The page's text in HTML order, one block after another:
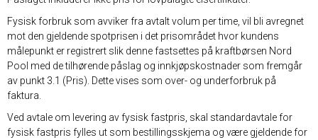
Fysisk forbruk som avviker fra avtalt volum per time, vil bli avregnet
mot den gjeldende spotprisen i det prisområdet hvor kundens
målepunkt er registrert slik denne fastsettes på kraftbørsen Nord
Pool med de tilhørende påslag og innkjøpskostnader som fremgår
av punkt 3.1 (Pris). Dette vises som over- og underforbruk på
faktura.
Ved avtale om levering av fysisk fastpris, skal standardavtale for
fysisk fastpris fylles ut som bestillingsskjema og være gjeldende for